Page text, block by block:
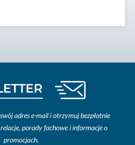
adres e-mail i otrzymuj bezpłatnie
porady fachowe i informacje o
promocjach.